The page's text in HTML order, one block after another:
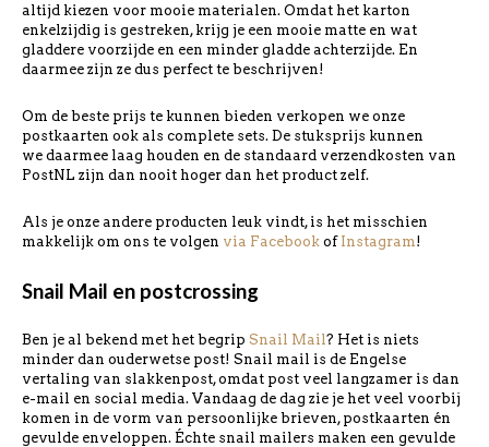
altijd kiezen voor mooie materialen. Omdat het karton
enkelzijdig is gestreken, krijg je een mooie matte en wat
gladdere voorzijde en een minder gladde achterzijde. En
daarmee zijn ze dus perfect te beschrijven!
Om de beste prijs te kunnen bieden verkopen we onze
postkaarten ook als complete sets. De stuksprijs kunnen
we daarmee laag houden en de standaard verzendkosten van
PostNL zijn dan nooit hoger dan het product zelf.
Als je onze andere producten leuk vindt, is het misschien
makkelijk om ons te volgen via Facebook of Instagram !
Snail Mail en postcrossing
Ben je al bekend met het begrip Snail Mail ? Het is niets
minder dan ouderwetse post! Snail mail is de Engelse
vertaling van slakkenpost, omdat post veel langzamer is dan
e-mail en social media. Vandaag de dag zie je het veel voorbij
komen in de vorm van persoonlijke brieven, postkaarten én
gevulde enveloppen. Échte snail mailers maken een gevulde